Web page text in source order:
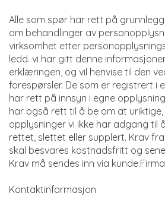
Alle som spør har rett på
om behandlinger av
virksomhet etter
ledd. vi har gitt denne
erklæringen, og vil henvise til den
forespørsler. De som er registrert i
har rett på innsyn i egne
har også rett til å be om at
opplysninger vi ikke har adgang til
rettet, slettet eller supplert. Krav
skal besvares kostnadsfritt og
Krav må sendes inn via
Kontaktinformasjon